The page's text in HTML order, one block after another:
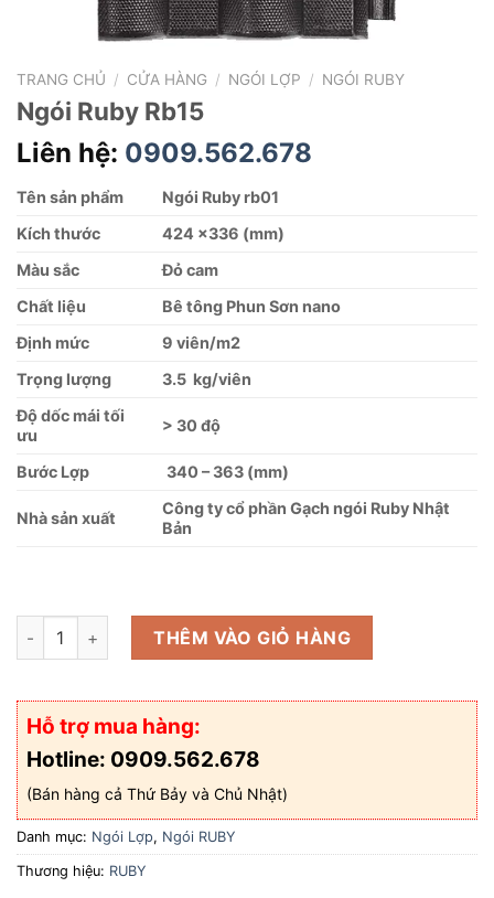
TRANG CHỦ / CỬA HÀNG / NGÓI LỢP / NGÓI RUBY
Ngói Ruby Rb15
Liên hệ: 0909.562.678
Tên sản phẩm
Ngói Ruby rb01
Kích thước
424 x336 (mm)
Màu sắc
Đỏ cam
Chất liệu
Bê tông Phun Sơn nano
Định mức
9 viên/m2
Trọng lượng
3.5 kg/viên
Độ dốc mái tối
ưu
> 30 độ
Bước Lợp 340 – 363 (mm)
Nhà sản xuất
Công ty cổ phần Gạch ngói Ruby Nhật
Bản
Ngói Ruby Rb15 số lượngTHÊM VÀO GIỎ HÀNG
Hỗ trợ mua hàng:
Hotline: 0909.562.678
(Bán hàng cả Thứ Bảy và Chủ Nhật)
Danh mục: Ngói Lợp, Ngói RUBY
Thương hiệu: RUBY